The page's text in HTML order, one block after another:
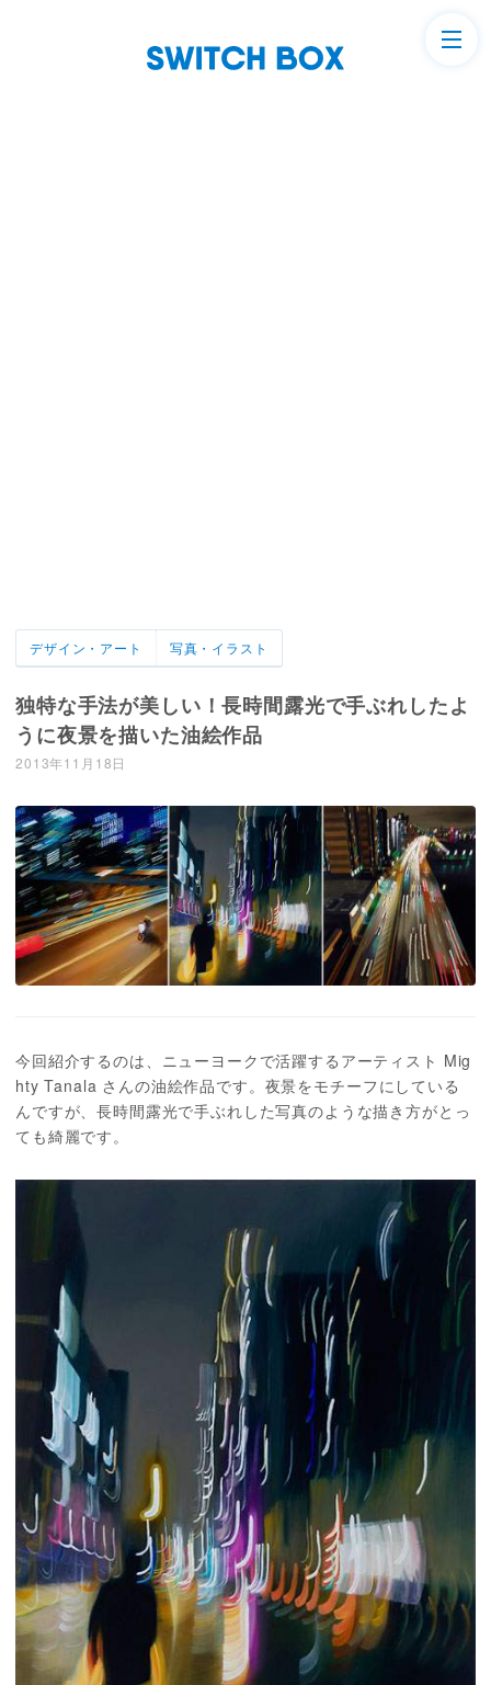
デザイン・アート 写真・イラスト
独特な手法が美しい！長時間露光で手ぶれしたよ
うに夜景を描いた油絵作品
2013年11月18日
今回紹介するのは、ニューヨークで活躍するアーティスト Mig
hty Tanala さんの油絵作品です。夜景をモチーフにしている
んですが、長時間露光で手ぶれした写真のような描き方がとっ
ても綺麗です。